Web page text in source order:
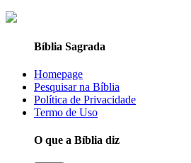
Bíblia Sagrada
Homepage
Pesquisar na Bíblia
Política de Privacidade
Termo de Uso
O que a Bíblia diz